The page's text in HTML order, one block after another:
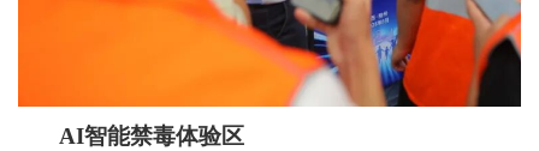
AI智能禁毒体验区